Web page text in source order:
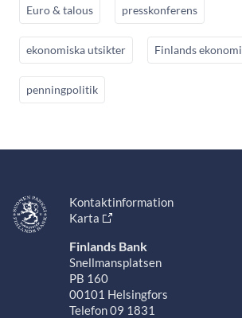
Euro & talous presskonferens
ekonomiska utsikter Finlands ekonomi
penningpolitik
Kontaktinformation
Karta
Finlands Bank
Snellmansplatsen
PB 160
00101 Helsingfors
Telefon 09 1831